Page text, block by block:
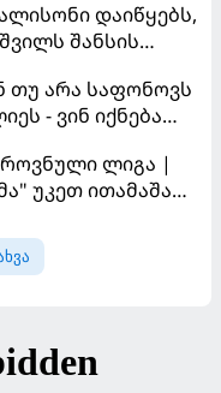
დაიწყებს,
შანსის
სჭირდება,
100%-ით
ყოფილმა
თუ არა საფონოვს
- ვინ იქნება
ლიგა |
უკეთ ითამაშა
გვიან